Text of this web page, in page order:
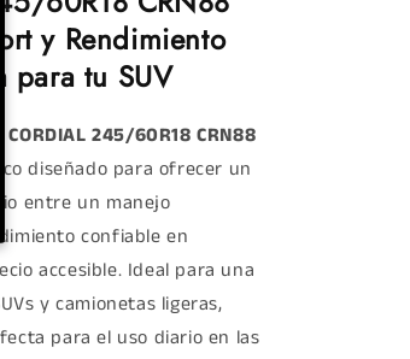
y Rendimiento
para tu SUV
CORDIAL 245/60R18 CRN88
diseñado para ofrecer un
entre un manejo
confiable en
accesible. Ideal para una
y camionetas ligeras,
para el uso diario en las